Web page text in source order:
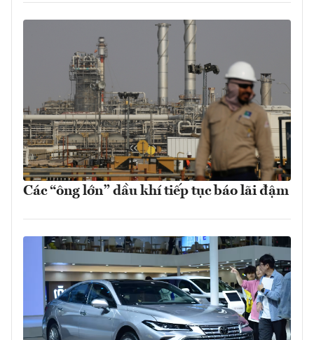
Các “ông lớn” dầu khí tiếp tục báo lãi đậm